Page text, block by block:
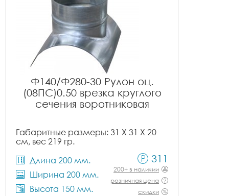
Ф140/Ф280-30 Рулон оц.
(08ПС)0.50 врезка круглого
сечения воротниковая
Габаритные размеры: 31 X 31 X 20
см, вес 219 гр.
Длина 200 мм.
Ширина 200 мм.
Высота 150 мм.
311
200+ в наличии
розничная цена
скидки